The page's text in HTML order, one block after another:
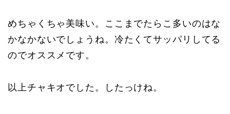
めちゃくちゃ美味い。ここまでたらこ多いのはな
かなかないでしょうね。冷たくてサッパリしてる
のでオススメです。
以上チャキオでした。したっけね。